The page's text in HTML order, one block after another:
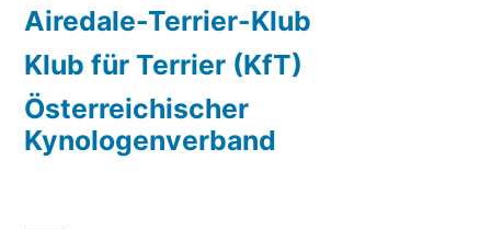
Airedale-Terrier-Klub
Klub für Terrier (KfT)
Österreichischer
Kynologenverband